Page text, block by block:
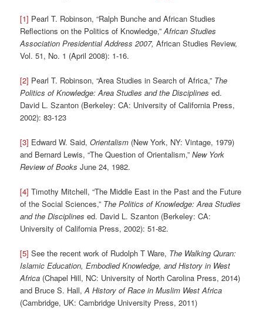
[1] Pearl T. Robinson, “Ralph Bunche and African Studies
Reflections on the Politics of Knowledge,”African Studies
Association Presidential Address 2007,African Studies Review,
Vol. 51, No. 1 (April 2008): 1-16.
[2] Pearl T. Robinson, “Area Studies in Search of Africa,” The
Politics of Knowledge: Area Studies and the Disciplinesed.
David L. Szanton (Berkeley: CA: University of California Press,
2002): 83-123
[3] Edward W. Said,Orientalism (New York, NY: Vintage, 1979)
and Bernard Lewis, “The Question of Orientalism,”New York
Review of BooksJune 24, 1982.
[4] Timothy Mitchell, “The Middle East in the Past and the Future
of the Social Sciences,” The Politics of Knowledge: Area Studies
and the Disciplinesed. David L. Szanton (Berkeley: CA:
University of California Press, 2002): 51-82.
[5] See the recent work of Rudolph T Ware, The Walking Quran:
Islamic Education, Embodied Knowledge, and History in West
Africa (Chapel Hill, NC: University of North Carolina Press, 2014)
and Bruce S. Hall,A History of Race in Muslim West Africa
(Cambridge, UK: Cambridge University Press, 2011)